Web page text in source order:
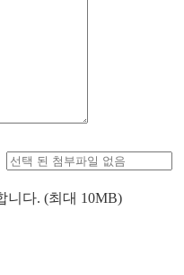
니다. (최대 10MB)